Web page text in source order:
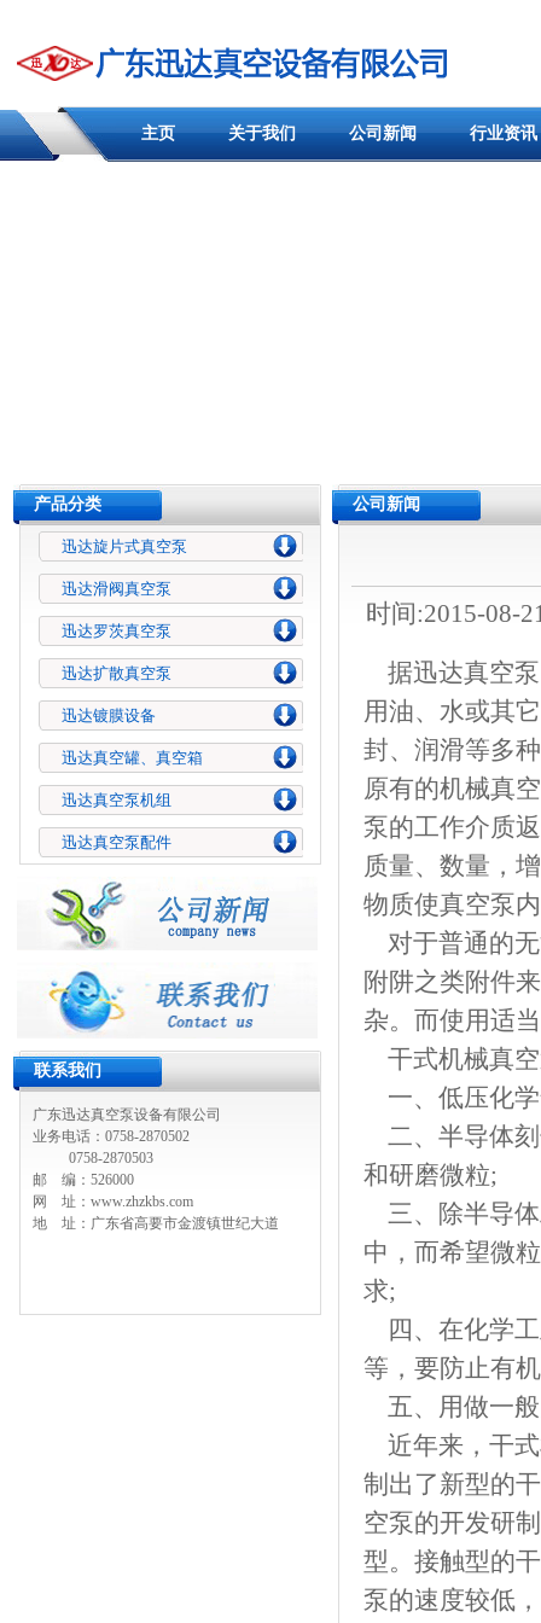
主页 关于我们 公司新闻 行业资讯
产品分类
迅达旋片式真空泵
迅达滑阀真空泵
迅达罗茨真空泵
迅达扩散真空泵
迅达镀膜设备
迅达真空罐、真空箱
迅达真空泵机组
迅达真空泵配件
联系我们
广东迅达真空泵设备有限公司
业务电话：0758-2870502
0758-2870503
邮 编：526000
网 址：www.zhzkbs.com
地 址：广东省高要市金渡镇世纪大道
公司新闻
时间:2015-08-
据迅达真空泵
用油、水或其
封、润滑等多
原有的机械真
泵的工作介质
质量、数量，
物质使真空泵
对于普通的无
附阱之类附件
杂。而使用适
干式机械真空
一、低压化
二、半导体刻
和研磨微粒;
三、除半导体
中，而希望微
求;
四、在化学工
等，要防止有
五、用做一般
近年来，干式
制出了新型的
空泵的开发研
型。接触型的
泵的速度较低